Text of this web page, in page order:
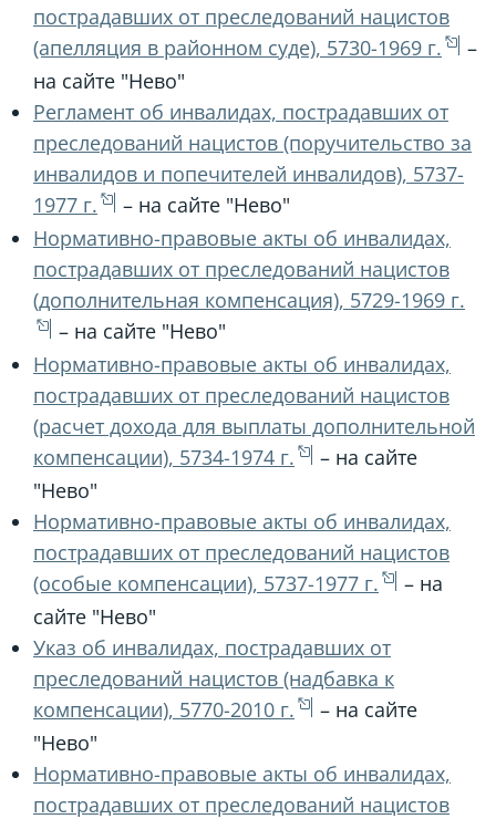
пострадавших от преследований нацистов
(апелляция в районном суде), 5730-1969 г.
–
на сайте "Нево"
Регламент об инвалидах, пострадавших от
преследований нацистов (поручительство за
инвалидов и попечителей инвалидов), 5737-
1977 г.
– на сайте "Нево"
Нормативно-правовые акты об инвалидах,
пострадавших от преследований нацистов
(дополнительная компенсация), 5729-1969 г.
– на сайте "Нево"
Нормативно-правовые акты об инвалидах,
пострадавших от преследований нацистов
(расчет дохода для выплаты дополнительной
компенсации), 5734-1974 г.
– на сайте
"Нево"
Нормативно-правовые акты об инвалидах,
пострадавших от преследований нацистов
(особые компенсации), 5737-1977 г.
– на
сайте "Нево"
Указ об инвалидах, пострадавших от
преследований нацистов (надбавка к
компенсации), 5770-2010 г.
– на сайте
"Нево"
Нормативно-правовые акты об инвалидах,
пострадавших от преследований нацистов